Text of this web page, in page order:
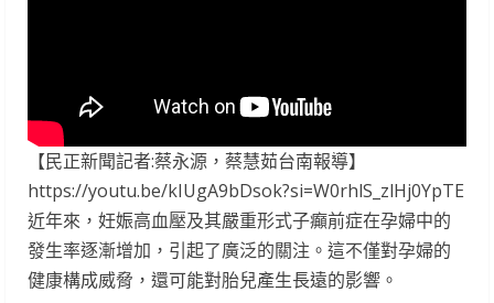
【民正新聞記者:蔡永源，蔡慧茹台南報導】
https://youtu.be/kIUgA9bDsok?si=W0rhlS_zlHj0YpTE
近年來，妊娠高血壓及其嚴重形式子癲前症在孕婦中的
發生率逐漸增加，引起了廣泛的關注。這不僅對孕婦的
健康構成威脅，還可能對胎兒產生長遠的影響。